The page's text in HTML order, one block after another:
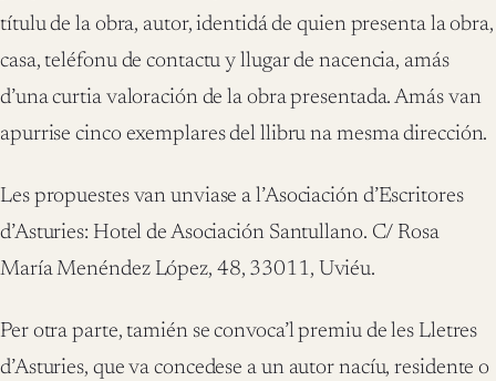
títulu de la obra, autor, identidá de quien presenta la obra,
casa, teléfonu de contactu y llugar de nacencia, amás
d’una curtia valoración de la obra presentada. Amás van
apurrise cinco exemplares del llibru na mesma dirección.
Les propuestes van unviase a l’Asociación d’Escritores
d’Asturies: Hotel de Asociación Santullano. C/ Rosa
María Menéndez López, 48, 33011, Uviéu.
Per otra parte, tamién se convoca’l premiu de les Lletres
d’Asturies, que va concedese a un autor nacíu, residente o